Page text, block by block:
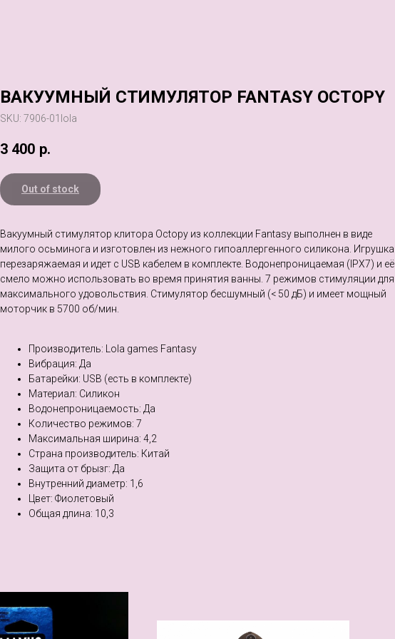
ВАКУУМНЫЙ СТИМУЛЯТОР FANTASY OCTOPY
SKU: 7906-01lola
3 400 р.
Out of stock
Вакуумный стимулятор клитора Octopy из коллекции Fantasy выполнен в виде
милого осьминога и изготовлен из нежного гипоаллергенного силикона. Игрушка
перезаряжаемая и идет с USB кабелем в комплекте. Водонепроницаемая (IPX7) и её
смело можно использовать во время принятия ванны. 7 режимов стимуляции для
максимального удовольствия. Стимулятор бесшумный (< 50 дБ) и имеет мощный
моторчик в 5700 об/мин.
Производитель: Lola games Fantasy
Вибрация: Да
Батарейки: USB (есть в комплекте)
Материал: Силикон
Водонепроницаемость: Да
Количество режимов: 7
Максимальная ширина: 4,2
Страна производитель: Китай
Защита от брызг: Да
Внутренний диаметр: 1,6
Цвет: Фиолетовый
Общая длина: 10,3